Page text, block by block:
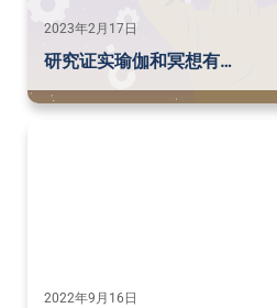
2023年2月17日
研究证实瑜伽和冥想有…
2022年9月16日